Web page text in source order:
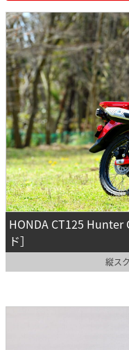
HONDA CT125 Hunter
ド］
縦ス